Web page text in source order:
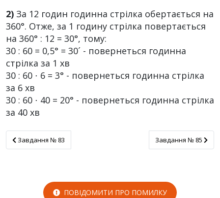
2) За 12 годин годинна стрілка обертається на
360°. Отже, за 1 годину стрілка повертається
на 360° : 12 = 30°, тому:
30 : 60 = 0,5° = 30´ - повернеться годинна
стрілка за 1 хв
30 : 60 ⋅ 6 = 3° - повернеться годинна стрілка
за 6 хв
30 : 60 ⋅ 40 = 20° - повернеться годинна стрілка
за 40 хв
Завдання № 83
Завдання № 83 Завдання № 85
Завдання № 85
ПОВІДОМИТИ ПРО ПОМИЛКУ